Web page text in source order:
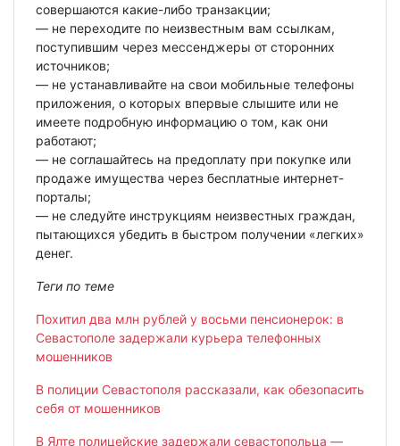
совершаются какие-либо транзакции;
— не переходите по неизвестным вам ссылкам,
поступившим через мессенджеры от сторонних
источников;
— не устанавливайте на свои мобильные телефоны
приложения, о которых впервые слышите или не
имеете подробную информацию о том, как они
работают;
— не соглашайтесь на предоплату при покупке или
продаже имущества через бесплатные интернет-
порталы;
— не следуйте инструкциям неизвестных граждан,
пытающихся убедить в быстром получении «легких»
денег.
Теги по теме
Похитил два млн рублей у восьми пенсионерок: в
Севастополе задержали курьера телефонных
мошенников
В полиции Севастополя рассказали, как обезопасить
себя от мошенников
В Ялте полицейские задержали севастопольца —